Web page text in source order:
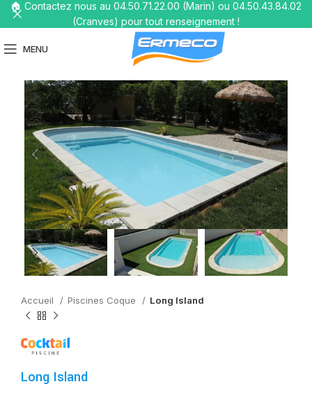
MENU
Accueil Piscines Coque Long Island
Long Island
🏠 Contactez nous au 04.50.71.22.00 (Marin) ou 04.50.43.84.02
(Cranves) pour tout renseignement !